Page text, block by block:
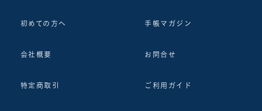
初めての方へ 手帳マガジン
会社概要 お問合せ
特定商取引 ご利用ガイド